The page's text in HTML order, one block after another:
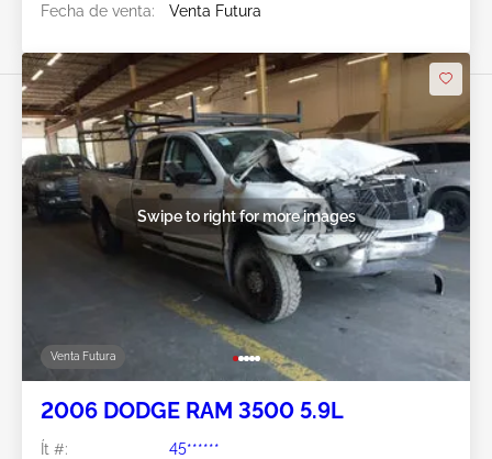
Fecha de venta:
Venta Futura
Venta Futura
Swipe to right for more images
2006 DODGE RAM 3500 5.9L
Ít #:
45******